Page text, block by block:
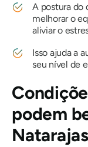
A postura do
melhorar o
aliviar o
Isso ajuda a
seu nível de
podem